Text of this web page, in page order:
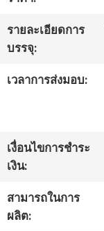
ควบคุม
คุณภาพ
เรา
ข่าว
รายละเอียดการ
บรรจุ:
เวลาการส่งมอบ:
เงื่อนไขการชำระ
เงิน:
สามารถในการ
ผลิต: